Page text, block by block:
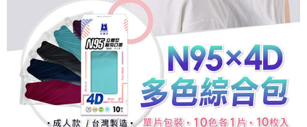
1.本服務係由「台灣大哥大股份有限公司」（以下簡稱本公司）所提供，讓
用戶於交易時，得透過本服務購買商品或服務，並由商店將買賣／分期付款
買賣價金債權讓與本公司後，依約使用本公司帳單繳交帳款。
2.基於同意付款使用「大哥付你分期」之契約關係目的，商店將以您的個人
資料（包含姓名、電話或地址）提供予台灣大哥大進項蒐集、處理及利用，
由本公司與您本人進行分期帳單所需資料之確認、核對及更正。
3.完整用戶服務條款，請詳閱以下連結：https://oppay.tw/userRule
ATM／網路銀行／等多元方式進行付款，方視為交易完成。
※ 請注意：結帳手續完成當下不需立刻繳費，但若您需要取消訂單，請聯絡
購買商品的店家。未經商家同意取消之訂單仍視為有效，需透過AFTEE先享
後付繳納相關費用。
※ 交易是否成功請以「AFTEE先享後付 」之結帳頁面顯示為準，若有關於
是否繳費成功／繳費後需取消欲退款等相關疑問，請聯繫「AFTEE先享後付
客戶支援中心」https://netprotections.freshdesk.com/support/home
【注意事項】
１．透過由恩沛科技股份有限公司提供之「AFTEE先享後付」服務完成之交